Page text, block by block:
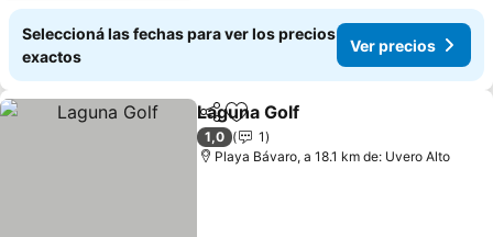
Seleccioná las fechas para ver los precios
exactos
Ver precios
CompartirAñadir a favoritos
Laguna Golf
1,0
1
Playa Bávaro, a 18.1 km de: Uvero Alto